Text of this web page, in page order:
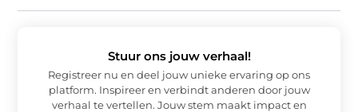
Stuur ons jouw verhaal!
Registreer nu en deel jouw unieke ervaring op ons
platform. Inspireer en verbindt anderen door jouw
verhaal te vertellen. Jouw stem maakt impact en